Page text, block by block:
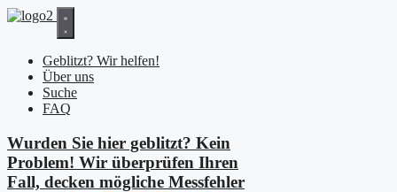
Zum
Geblitzt? Wir helfen!
Über uns
Suche
FAQ
Wurden Sie hier geblitzt? Kein
Problem! Wir überprüfen Ihren
Fall, decken mögliche Messfehler